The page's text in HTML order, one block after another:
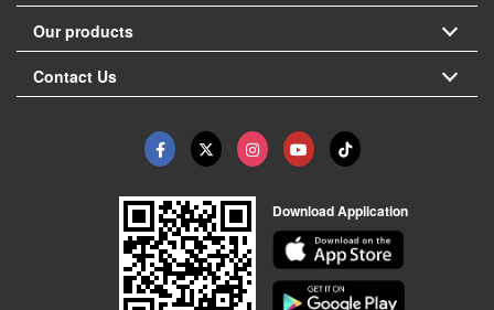
Our products
Contact Us
Download Application